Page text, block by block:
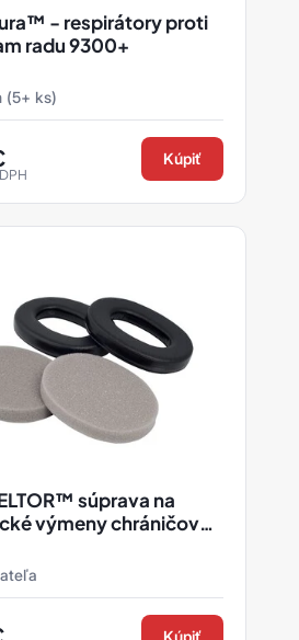
- respirátory proti
radu 9300+
(5+ ks)
Kúpiť
súprava na
výmeny chráničov